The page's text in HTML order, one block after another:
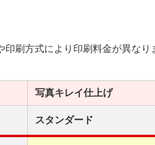
刷方式により印刷料金が異な
写真キレイ仕上げ
スタンダード